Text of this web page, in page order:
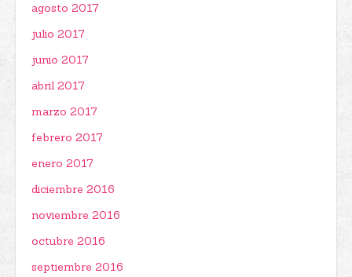
agosto 2017
julio 2017
junio 2017
abril 2017
marzo 2017
febrero 2017
enero 2017
diciembre 2016
noviembre 2016
octubre 2016
septiembre 2016